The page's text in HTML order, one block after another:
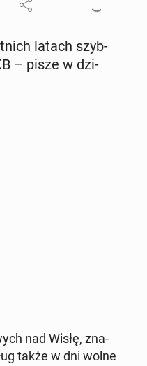
latach szyb­
– pisze w dzi­
nad Wisłę, zna­
także w dni wolne